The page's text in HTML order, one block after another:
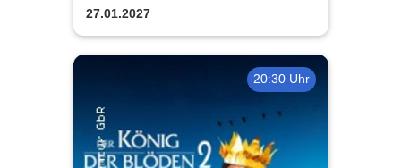
27.01.2027
20:30 Uhr